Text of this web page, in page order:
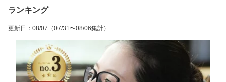
ランキング
更新日 ： 08/07 （07/31〜08/06集計）